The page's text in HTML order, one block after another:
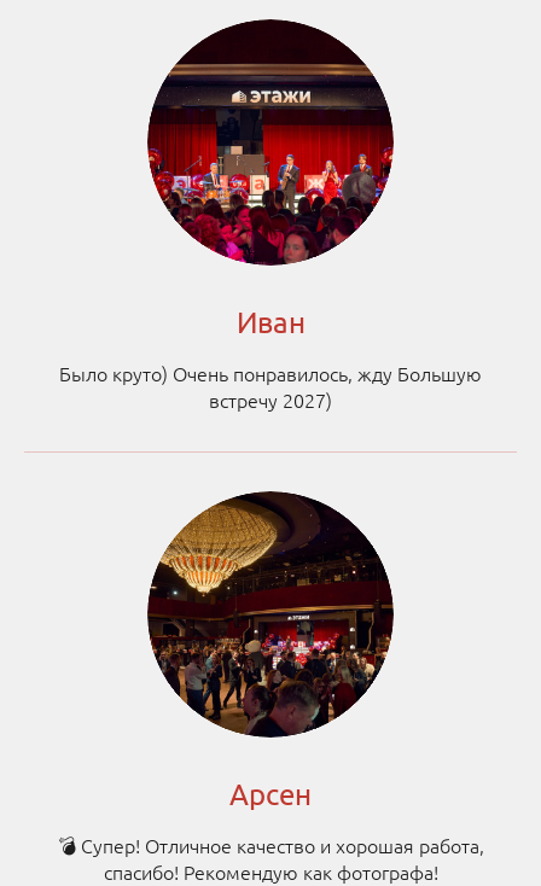
Иван
Было круто) Очень понравилось, жду Большую
встречу 2027)
Арсен
💣 Супер! Отличное качество и хорошая работа,
спасибо! Рекомендую как фотографа!